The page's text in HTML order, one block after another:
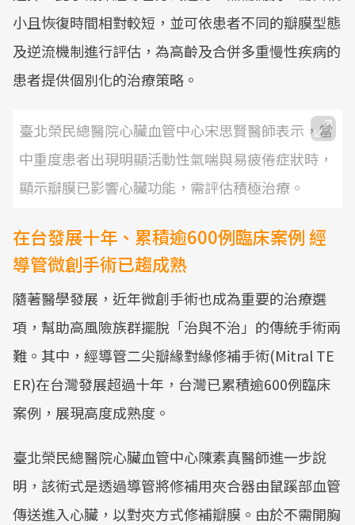
小且恢復時間相對較短，並可依患者不同的瓣膜型態
及逆流機制進行評估，為高齡及合併多重慢性疾病的
患者提供個別化的治療策略。
臺北榮民總醫院心臟血管中心宋思賢醫師表示，當
中重度患者出現明顯活動性氣喘與易疲倦症狀時，
顯示瓣膜已影響心臟功能，需評估積極治療。
在台發展十年、累積逾600例臨床案例 經
導管微創手術已趨成熟
隨著醫學發展，近年微創手術也成為重要的治療選
項，幫助高風險族群擺脫「治與不治」的傳統手術兩
難。其中，經導管二尖瓣緣對緣修補手術(Mitral TE
ER)在台灣發展超過十年，台灣已累積逾600例臨床
案例，展現高度成熟度。
臺北榮民總醫院心臟血管中心陳素真醫師進一步說
明，該術式是透過導管將修補用夾合器由鼠蹊部血管
傳送進入心臟，以對夾方式修補瓣膜。由於不需開胸